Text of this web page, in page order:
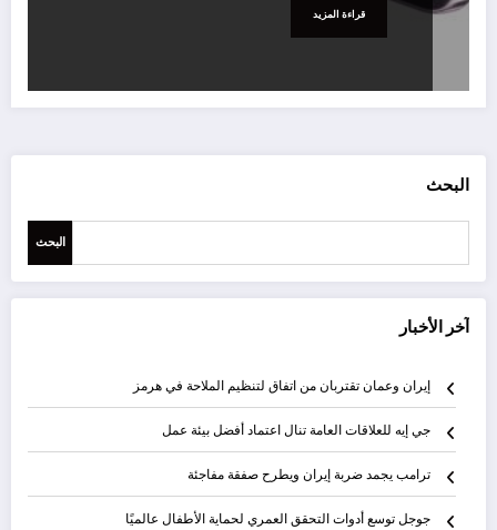
قراءة المزيد
البحث
البحث
آخر الأخبار
إيران وعمان تقتربان من اتفاق لتنظيم الملاحة في هرمز
جي إيه للعلاقات العامة تنال اعتماد أفضل بيئة عمل
ترامب يجمد ضربة إيران ويطرح صفقة مفاجئة
جوجل توسع أدوات التحقق العمري لحماية الأطفال عالميًا